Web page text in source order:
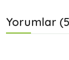
Yorumlar